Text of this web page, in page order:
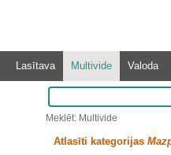
Lasītava Multivide Valoda
Meklēt: Multivide
Atlasīti kategorijas